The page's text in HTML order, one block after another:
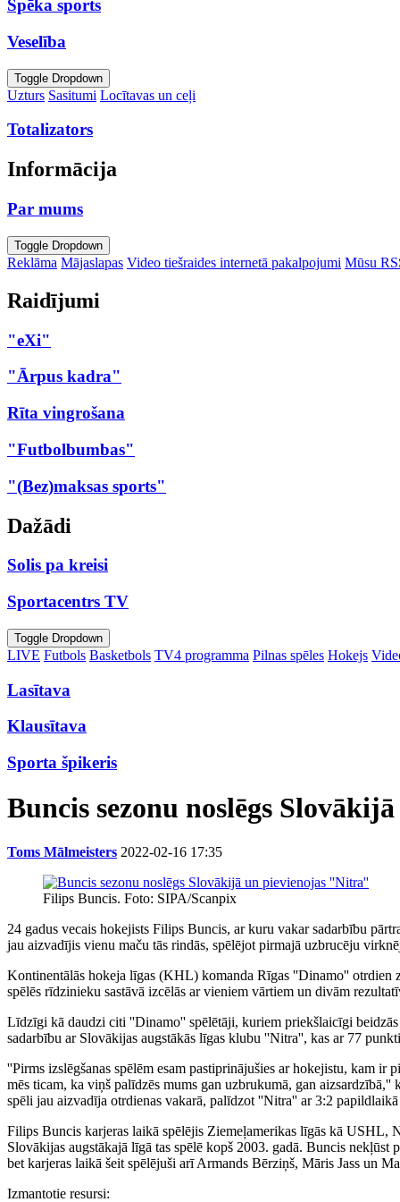
Spēka sports
Veselība
Toggle Dropdown
Uzturs Sasitumi Locītavas un ceļi
Totalizators
Informācija
Par mums
Toggle Dropdown
Reklāma Mājaslapas Video tiešraides internetā pakalpojumi Mūsu
Raidījumi
"eXi"
"Ārpus kadra"
Rīta vingrošana
"Futbolbumbas"
"(Bez)maksas sports"
Dažādi
Solis pa kreisi
Sportacentrs TV
Toggle Dropdown
LIVE Futbols Basketbols TV4 programma Pilnas spēles Hokejs
Lasītava
Klausītava
Sporta špikeris
Buncis sezonu noslēgs
Toms Mālmeisters 2022-02-16 17:35
Filips Buncis. Foto: SIPA/Scanpix
24 gadus vecais hokejists Filips Buncis, ar kuru vakar sadarbību
jau aizvadījis vienu maču tās rindās, spēlējot pirmajā uzbrucēju
Kontinentālās hokeja līgas (KHL) komanda Rīgas ''Dinamo'' otrdien
spēlēs rīdzinieku sastāvā izcēlās ar vieniem vārtiem un divām
Līdzīgi kā daudzi citi ''Dinamo'' spēlētāji, kuriem priekšlaicīgi
sadarbību ar Slovākijas augstākās līgas klubu ''Nitra'', kas ar 77
''Pirms izslēgšanas spēlēm esam pastiprinājušies ar hokejistu, kam
mēs ticam, ka viņš palīdzēs mums gan uzbrukumā, gan
spēli jau aizvadīja otrdienas vakarā, palīdzot ''Nitra'' ar 3:2
Filips Buncis karjeras laikā spēlējis Ziemeļamerikas līgās kā
Slovākijas augstākajā līgā tas spēlē kopš 2003. gadā. Buncis
bet karjeras laikā šeit spēlējuši arī Armands Bērziņš, Māris Jass un
Izmantotie resursi: